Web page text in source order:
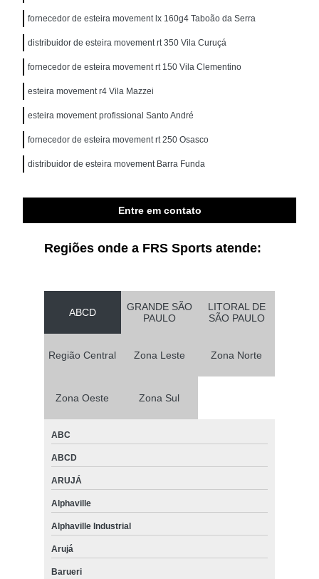
fornecedor de esteira movement lx 160g4 Taboão da Serra
distribuidor de esteira movement rt 350 Vila Curuçá
fornecedor de esteira movement rt 150 Vila Clementino
esteira movement r4 Vila Mazzei
esteira movement profissional Santo André
fornecedor de esteira movement rt 250 Osasco
distribuidor de esteira movement Barra Funda
Entre em contato
Regiões onde a FRS Sports atende:
ABCD
GRANDE SÃO
PAULO
LITORAL DE
SÃO PAULO
Região Central Zona Leste Zona Norte
Zona Oeste Zona Sul
ABC
ABCD
ARUJÁ
Alphaville
Alphaville Industrial
Arujá
Barueri